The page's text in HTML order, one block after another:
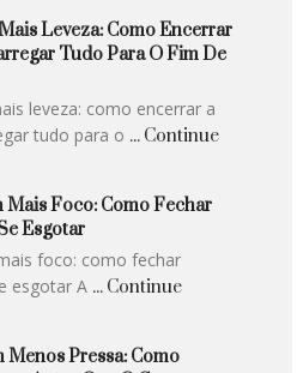
Leveza: Como Encerrar
Tudo Para O Fim De
leveza: como encerrar a
tudo para o ... Continue
Mais Foco: Como Fechar
Esgotar
foco: como fechar
esgotar A ... Continue
Pressa: Como